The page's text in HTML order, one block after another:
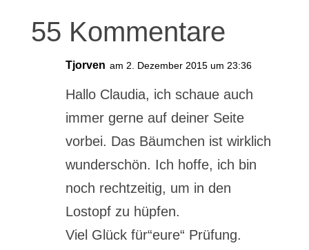
55 Kommentare
Tjorven am 2. Dezember 2015 um 23:36
Hallo Claudia, ich schaue auch
immer gerne auf deiner Seite
vorbei. Das Bäumchen ist wirklich
wunderschön. Ich hoffe, ich bin
noch rechtzeitig, um in den
Lostopf zu hüpfen.
Viel Glück für“eure“ Prüfung.